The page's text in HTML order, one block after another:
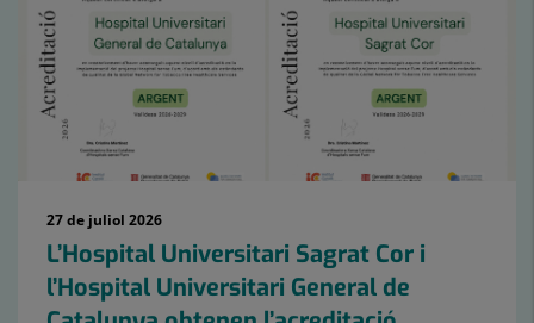
27 de juliol 2026
L’Hospital Universitari Sagrat Cor i
l’Hospital Universitari General de